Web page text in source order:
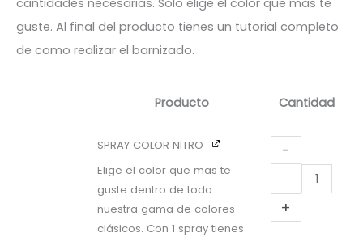
guste. Al final del producto tienes un tutorial completo
de como realizar el barnizado.
Producto Cantidad
SPRAY COLOR NITRO
Elige el color que mas te
guste dentro de toda
nuestra gama de colores
clásicos. Con 1 spray tienes
-
COLOR
NITRO
+